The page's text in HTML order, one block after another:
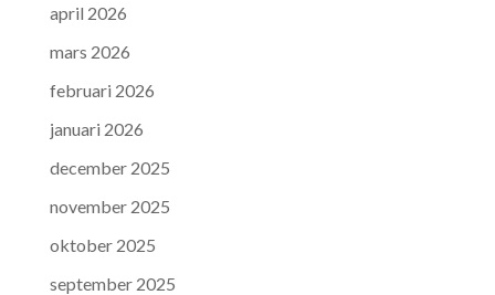
april 2026
mars 2026
februari 2026
januari 2026
december 2025
november 2025
oktober 2025
september 2025